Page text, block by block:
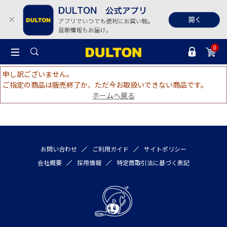
0
申し訳ございません。
ご指定の商品は販売終了か、ただ今お取扱いできない商品です。
ホームへ戻る
お問い合わせ ご利用ガイド
サイトポリシー
会社概要
採用情報 特定商取引法に基づく表記